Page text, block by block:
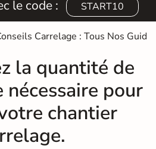
le code : START10
Carrelage : Tous Nos
la quantité de
nécessaire pour
chantier